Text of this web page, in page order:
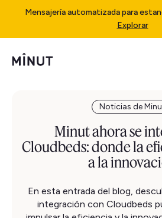
Mensajería automatizada para
Explorar
Noticias de
Minut ahora se
Cloudbeds: donde la
a la
En esta entrada del blog,
integración con Cloudbeds